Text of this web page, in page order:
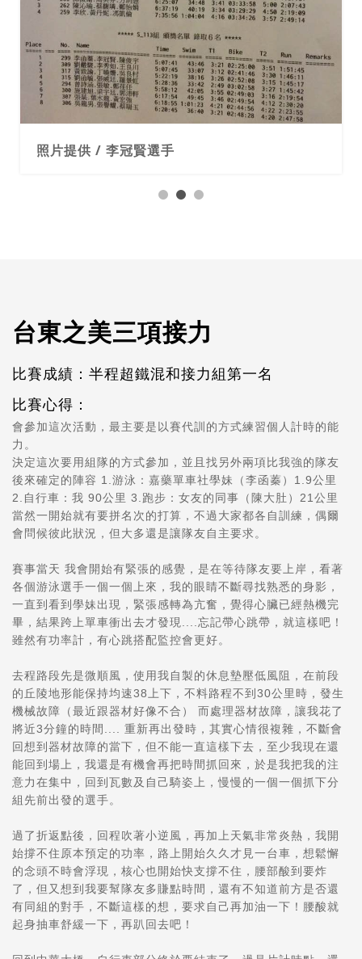
照片提供 / 李冠賢選手
台東之美三項接力
比賽成績：半程超鐵混和接力組第一名
比賽心得：
會參加這次活動，最主要是以賽代訓的方式練習個人計時的能
力。
決定這次要用組隊的方式參加，並且找另外兩項比我強的隊友
後來確定的陣容 1.游泳：嘉藥單車社學妹（李函蓁）1.9公里
2.自行車：我 90公里 3.跑步：女友的同事（陳大肚）21公里
當然一開始就有要拼名次的打算，不過大家都各自訓練，偶爾
會問候彼此狀況，但大多還是讓隊友自主要求。
賽事當天 我會開始有緊張的感覺，是在等待隊友要上岸，看著
各個游泳選手一個一個上來，我的眼睛不斷尋找熟悉的身影，
一直到看到學妹出現，緊張感轉為亢奮，覺得心臟已經熱機完
畢，結果跨上單車衝出去才發現....忘記帶心跳帶，就這樣吧！
雖然有功率計，有心跳搭配監控會更好。
去程路段先是微順風，使用我自製的休息墊壓低風阻，在前段
的丘陵地形能保持均速38上下，不料路程不到30公里時，發生
機械故障（最近跟器材好像不合） 而處理器材故障，讓我花了
將近3分鐘的時間.... 重新再出發時，其實心情很複雜，不斷會
回想到器材故障的當下，但不能一直這樣下去，至少我現在還
能回到場上，我還是有機會再把時間抓回來，於是我把我的注
意力在集中，回到瓦數及自己騎姿上，慢慢的一個一個抓下分
組先前出發的選手。
過了折返點後，回程吹著小逆風，再加上天氣非常炎熱，我開
始撐不住原本預定的功率，路上開始久久才見一台車，想鬆懈
的念頭不時會浮現，核心也開始快支撐不住，腰部酸到要炸
了，但又想到我要幫隊友多賺點時間，還有不知道前方是否還
有同組的對手，不斷這樣的想，要求自己再加油一下！腰酸就
起身抽車舒緩一下，再趴回去吧！